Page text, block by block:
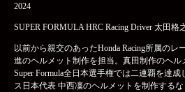
2024
SUPER FORMULA HRC Racing Driver 太田格
以前から親交のあったHonda Racing所属のレ
進のヘルメット制作を担当。真田制作のヘル
Super Formula全日本選手権では二連覇を達
ス日本代表 中西凜のヘルメットを制作する